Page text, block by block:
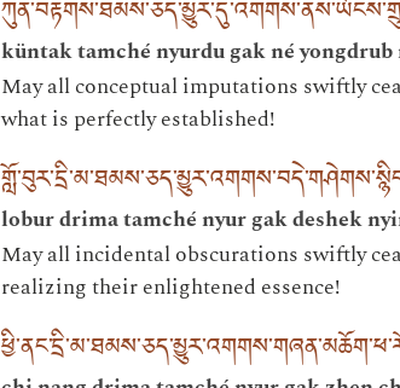
küntak tamché nyurdu gak né
May all conceptual imputations swiftly
what is perfectly established!
lobur drima tamché nyur gak deshek
May all incidental obscurations swiftly
realizing their enlightened essence!